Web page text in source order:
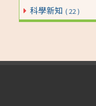
科學新知 ( 22 )